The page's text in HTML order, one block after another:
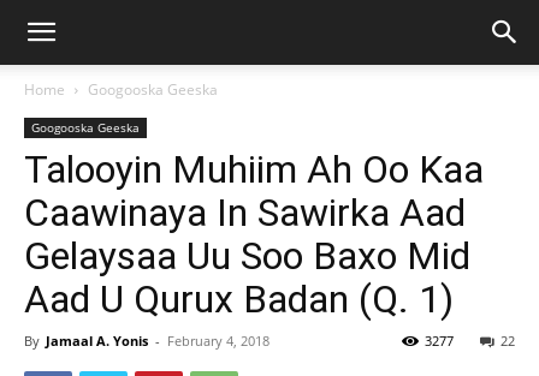
Home Googooska Geeska
Googooska Geeska
Talooyin Muhiim Ah Oo Kaa
Caawinaya In Sawirka Aad
Gelaysaa Uu Soo Baxo Mid
Aad U Qurux Badan (Q. 1)
By Jamaal A. Yonis - February 4, 2018 22
3277